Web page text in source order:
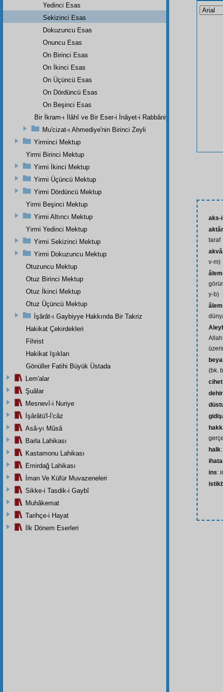
aks-
aktâr
taraf
v-m)
y-b)
(bk.
cihet
dehir
halk
ihata
ins:
Yedinci Esas
Sekizinci Esas
Dokuzuncu Esas
Onuncu Esas
On Birinci Esas
On İkinci Esas
On Üçüncü Esas
On Dördüncü Esas
On Beşinci Esas
Bir İkram-ı İlâhî ve Bir Eser-i İnâyet-i Rabbâniye
Mu'cizat-ı Ahmediye'nin Birinci Zeyli
Yirminci Mektup
Yirmi Birinci Mektup
Yirmi İkinci Mektup
Yirmi Üçüncü Mektup
Yirmi Dördüncü Mektup
Yirmi Beşinci Mektup
Yirmi Altıncı Mektup
Yirmi Yedinci Mektup
Yirmi Sekizinci Mektup
Yirmi Dokuzuncu Mektup
Otuzuncu Mektup
Otuz Birinci Mektup
Otuz İkinci Mektup
Otuz Üçüncü Mektup
İşârât-ı Gaybiyye Hakkında Bir Takriz
Hakikat Çekirdekleri
Fihrist
Hakikat Işıkları
Gönüller Fatihi Büyük Üstada
Lem'alar
Şuâlar
Mesnevî-i Nuriye
İşârâtü'l-İ'câz
Asâ-yı Mûsâ
Barla Lahikası
Kastamonu Lahikası
Emirdağ Lahikası
İman Ve Küfür Muvazeneleri
Sikke-i Tasdik-i Gaybî
Muhâkemat
Tarihçe-i Hayat
İlk Dönem Eserleri